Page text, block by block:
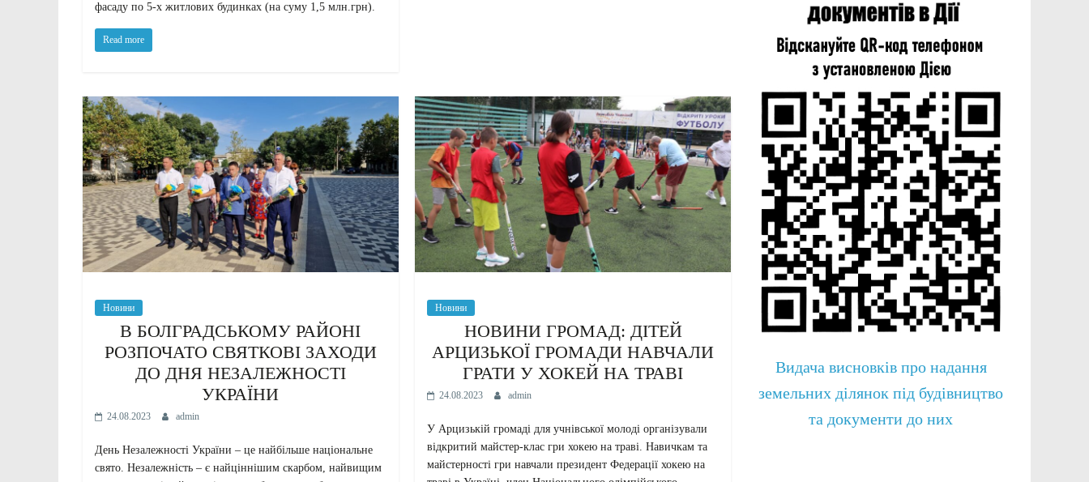
фасаду по 5-х житлових будинках (на суму 1,5 млн.грн).
Read more
Новини
В БОЛГРАДСЬКОМУ РАЙОНІ
РОЗПОЧАТО СВЯТКОВІ ЗАХОДИ
ДО ДНЯ НЕЗАЛЕЖНОСТІ
УКРАЇНИ
24.08.2023 admin
День Незалежності України – це найбільше національне
свято. Незалежність – є найціннішим скарбом, найвищим
Новини
НОВИНИ ГРОМАД: ДІТЕЙ
АРЦИЗЬКОЇ ГРОМАДИ НАВЧАЛИ
ГРАТИ У ХОКЕЙ НА ТРАВІ
24.08.2023 admin
У Арцизькій громаді для учнівської молоді організували
відкритий майстер-клас гри хокею на траві. Навичкам та
майстерності гри навчали президент Федерації хокею на
Видача висновків про надання
земельних ділянок під будівництво
та документи до них